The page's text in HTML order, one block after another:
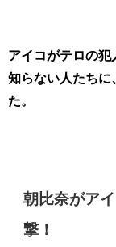
アイコがテロの
知らない人たちに
た。
朝比奈がア
撃！